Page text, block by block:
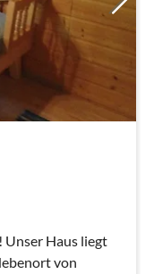
von